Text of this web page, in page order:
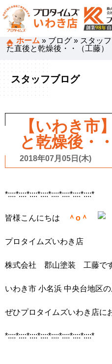
ホーム » ブログ » スタッ
た直後と乾燥後・・（工藤）
スタッフブログ
【いわき市
と乾燥後・
2018年07月05日(木)
*::::*::::*::::*::::*::::*::::*::::*::::*
皆様こんにちは ＾o＾
プロタイムズいわき店
株式会社 郡山塗装 工藤です
いわき市 小名浜 中央台地区
ぜひプロタイムズいわき店に
*::::*::::*::::*::::*::::*::::*::::*::::*